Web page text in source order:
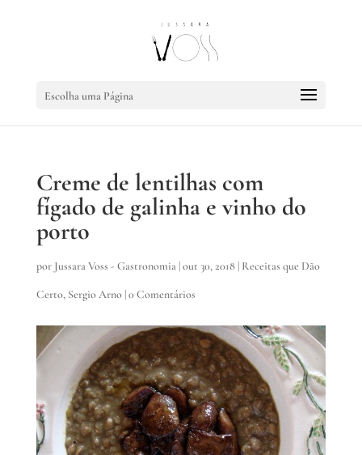
Escolha uma Página
Creme de lentilhas com
fígado de galinha e vinho do
porto
por Jussara Voss - Gastronomia|out 30, 2018| Receitas que Dão
Certo, Sergio Arno|0 Comentários